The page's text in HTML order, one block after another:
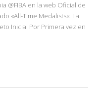
@FIBA en la web Oficial de
«All-Time Medalists«. La
Inicial Por Primera vez en